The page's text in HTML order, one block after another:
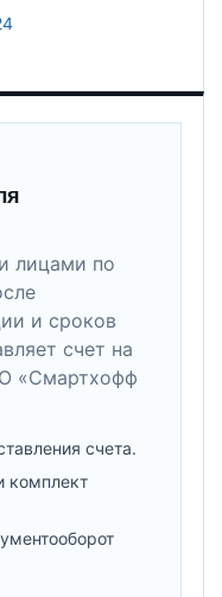
лицами по
и сроков
счет на
«Смартхофф
счета.
комплект